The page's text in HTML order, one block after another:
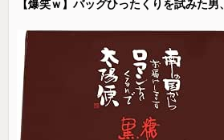
【爆笑ｗ】バッグひったくりを試みた男